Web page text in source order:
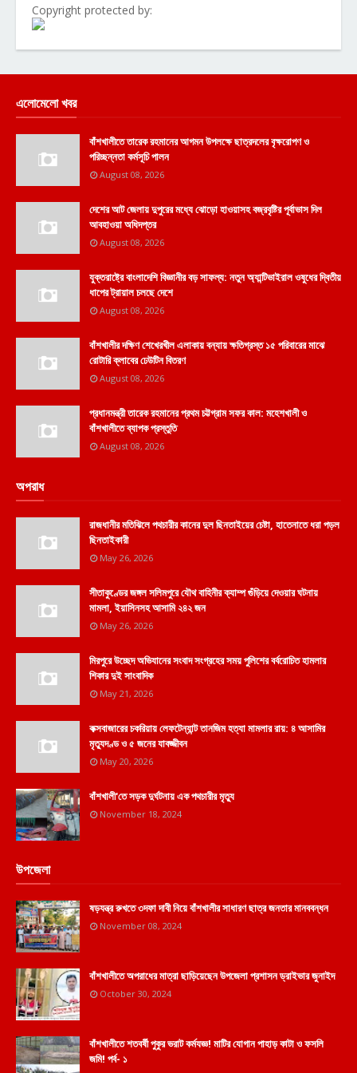
Copyright protected by:
এলোমেলো খবর
বাঁশখালীতে তারেক রহমানের আগমন উপলক্ষে ছাত্রদলের বৃক্ষরোপণ ও
পরিচ্ছন্নতা কর্মসূচি পালন
August 08, 2026
দেশের আট জেলায় দুপুরের মধ্যে ঝোড়ো হাওয়াসহ বজ্রবৃষ্টির পূর্বাভাস দিল
আবহাওয়া অধিদপ্তর
August 08, 2026
যুক্তরাষ্ট্রে বাংলাদেশি বিজ্ঞানীর বড় সাফল্য: নতুন অ্যান্টিভাইরাল ওষুধের দ্বিতীয়
ধাপের ট্রায়াল চলছে দেশে
August 08, 2026
বাঁশখালীর দক্ষিণ শেখেরখীল এলাকায় বন্যায় ক্ষতিগ্রস্ত ১৫ পরিবারের মাঝে
রোটারি ক্লাবের ঢেউটিন বিতরণ
August 08, 2026
প্রধানমন্ত্রী তারেক রহমানের প্রথম চট্টগ্রাম সফর কাল: মহেশখালী ও
বাঁশখালীতে ব্যাপক প্রস্তুতি
August 08, 2026
অপরাধ
রাজধানীর মতিঝিলে পথচারীর কানের দুল ছিনতাইয়ের চেষ্টা, হাতেনাতে ধরা পড়ল
ছিনতাইকারী
May 26, 2026
সীতাকুণ্ডের জঙ্গল সলিমপুরে যৌথ বাহিনীর ক্যাম্প গুঁড়িয়ে দেওয়ার ঘটনায়
মামলা, ইয়াসিনসহ আসামি ২৪২ জন
May 26, 2026
মিরপুরে উচ্ছেদ অভিযানের সংবাদ সংগ্রহের সময় পুলিশের বর্বরোচিত হামলার
শিকার দুই সাংবাদিক
May 21, 2026
কক্সবাজারের চকরিয়ায় লেফটেন্যান্ট তানজিম হত্যা মামলার রায়: ৪ আসামির
মৃত্যুদণ্ড ও ৫ জনের যাবজ্জীবন
May 20, 2026
বাঁশখালী'তে সড়ক দুর্ঘটনায় এক পথচারীর মৃত্যু
November 18, 2024
উপজেলা
ষড়যন্ত্র রুখতে ৩দফা দাবী নিয়ে বাঁশখালীর সাধারণ ছাত্র জনতার মানববন্ধন
November 08, 2024
বাঁশখালীতে অপরাধের মাত্রা ছাড়িয়েছেন উপজেলা প্রশাসন ড্রাইভার জুনাইদ
October 30, 2024
বাঁশখালীতে শতবর্ষী পুকুর ভরাট কর্মযজ্ঞ! মাটির যোগান পাহাড় কাটা ও ফসলি
জমি! পর্ব- ১